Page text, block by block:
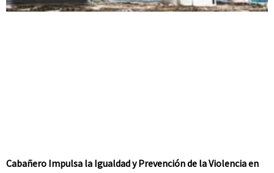
Cabañero Impulsa la Igualdad y Prevención de la Violencia en